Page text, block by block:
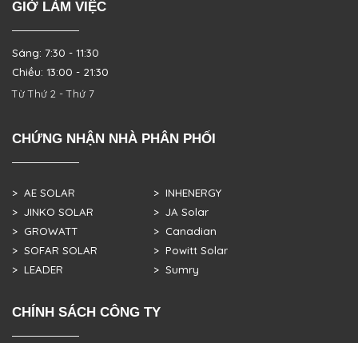
GIỜ LÀM VIỆC
Sáng: 7:30 - 11:30
Chiều: 13:00 - 21:30
Từ Thứ 2 - Thứ 7
CHỨNG NHẬN NHÀ PHÂN PHỐI
> AE SOLAR
> JINKO SOLAR
> GROWATT
> SOFAR SOLAR
> LEADER
> INHENERGY
> JA Solar
> Canadian
> Powitt Solar
> Sumry
CHÍNH SÁCH CÔNG TY